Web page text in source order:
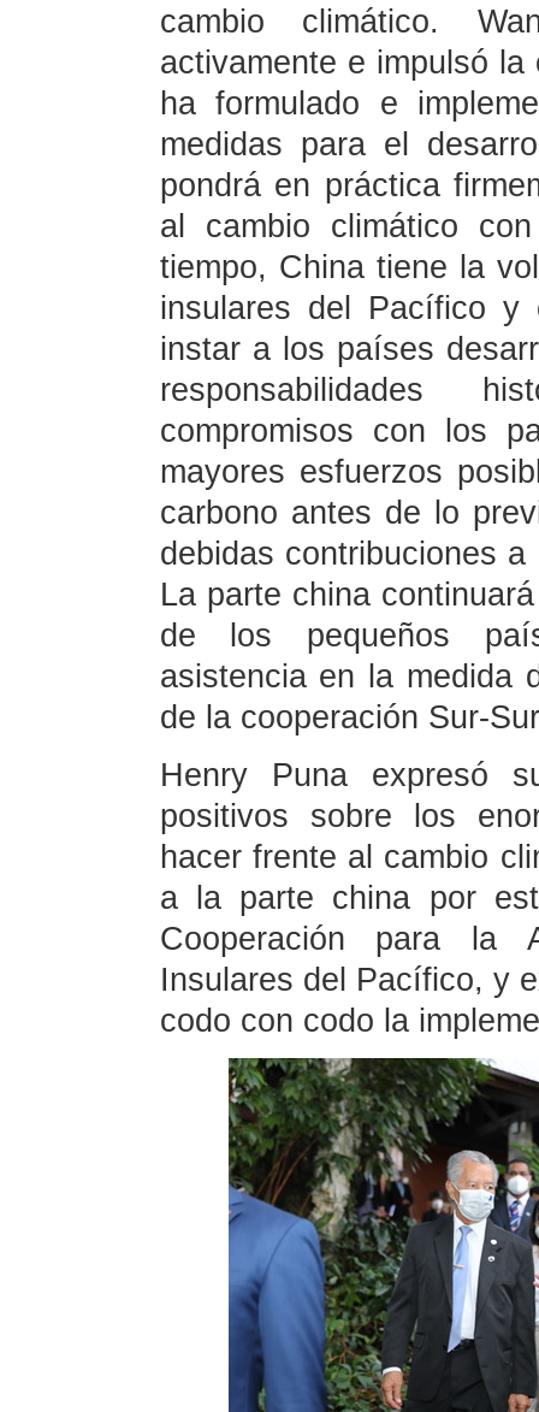
cambio climático.
activamente e impulsó
ha formulado e
medidas para el
pondrá en práctica
al cambio climático
tiempo, China tiene la
insulares del Pacífico y
instar a los países
responsabilidades
compromisos con los
mayores esfuerzos
carbono antes de lo
debidas contribuciones
La parte china
de los pequeños
asistencia en la medida
de la cooperación Sur-
Henry Puna expresó
positivos sobre los
hacer frente al cambio
a la parte china por
Cooperación para la
Insulares del Pacífico, y
codo con codo la